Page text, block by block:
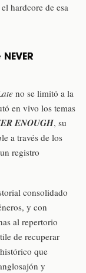
hardcore de esa
no se limitó a la
en vivo los temas
ENOUGH, su
a través de los
registro
consolidado
y con
al repertorio
de recuperar
que
y